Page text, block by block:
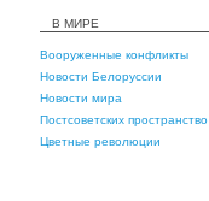
В МИРЕ
Вооруженные конфликты
Новости Белоруссии
Новости мира
Постсоветских пространство
Цветные революции